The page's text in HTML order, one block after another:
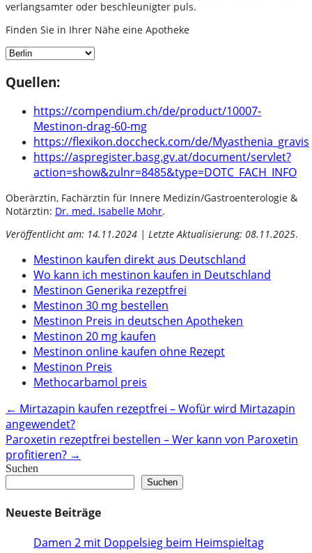
verlangsamter oder beschleunigter puls.
Finden Sie in Ihrer Nähe eine Apotheke
Quellen:
https://compendium.ch/de/product/10007-
Mestinon-drag-60-mg
https://flexikon.doccheck.com/de/Myasthenia_gravis
https://aspregister.basg.gv.at/document/servlet?
action=show&zulnr=8485&type=DOTC_FACH_INFO
Oberärztin, Fachärztin für Innere Medizin/Gastroenterologie &
Notärztin: Dr. med. Isabelle Mohr.
Veröffentlicht am: 14.11.2024 | Letzte Aktualisierung: 08.11.2025.
Mestinon kaufen direkt aus Deutschland
Wo kann ich mestinon kaufen in Deutschland
Mestinon Generika rezeptfrei
Mestinon 30 mg bestellen
Mestinon Preis in deutschen Apotheken
Mestinon 20 mg kaufen
Mestinon online kaufen ohne Rezept
Mestinon Preis
Methocarbamol preis
Post
navigation
← Mirtazapin kaufen rezeptfrei – Wofür wird Mirtazapin
angewendet?
Paroxetin rezeptfrei bestellen – Wer kann von Paroxetin
profitieren? →
Suchen
Suchen
Neueste Beiträge
Damen 2 mit Doppelsieg beim Heimspieltag